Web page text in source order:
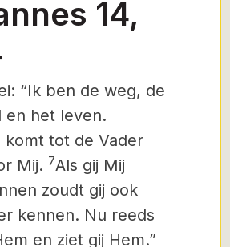
14,
“Ik ben de weg, de
en het leven.
komt tot de Vader
Mij. 7Als gij Mij
zoudt gij ook
kennen. Nu reeds
en ziet gij Hem.”